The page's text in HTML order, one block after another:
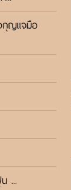
กุญแจมือ
...